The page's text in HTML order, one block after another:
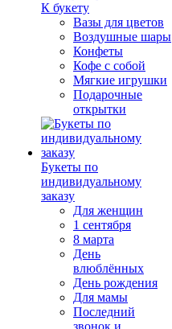
К букету
Вазы для цветов
Воздушные шары
Конфеты
Кофе с собой
Мягкие игрушки
Подарочные
открытки
Букеты по
индивидуальному
заказу
Для женщин
1 сентября
8 марта
День
влюблённых
День рождения
Для мамы
Последний
звонок и